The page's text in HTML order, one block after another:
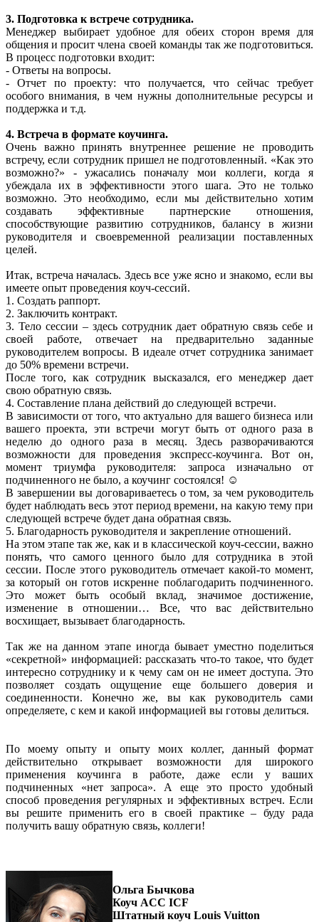
3. Подготовка к встрече сотрудника.
Менеджер выбирает удобное для обеих сторон время для
общения и просит члена своей команды так же подготовиться.
В процесс подготовки входит:
- Ответы на вопросы.
- Отчет по проекту: что получается, что сейчас требует
особого внимания, в чем нужны дополнительные ресурсы и
поддержка и т.д.
4. Встреча в формате коучинга.
Очень важно принять внутреннее решение не проводить
встречу, если сотрудник пришел не подготовленный. «Как это
возможно?» - ужасались поначалу мои коллеги, когда я
убеждала их в эффективности этого шага. Это не только
возможно. Это необходимо, если мы действительно хотим
создавать эффективные партнерские отношения,
способствующие развитию сотрудников, балансу в жизни
руководителя и своевременной реализации поставленных
целей.
Итак, встреча началась. Здесь все уже ясно и знакомо, если вы
имеете опыт проведения коуч-сессий.
1. Создать раппорт.
2. Заключить контракт.
3. Тело сессии – здесь сотрудник дает обратную связь себе и
своей работе, отвечает на предварительно заданные
руководителем вопросы. В идеале отчет сотрудника занимает
до 50% времени встречи.
После того, как сотрудник высказался, его менеджер дает
свою обратную связь.
4. Составление плана действий до следующей встречи.
В зависимости от того, что актуально для вашего бизнеса или
вашего проекта, эти встречи могут быть от одного раза в
неделю до одного раза в месяц. Здесь разворачиваются
возможности для проведения экспресс-коучинга. Вот он,
момент триумфа руководителя: запроса изначально от
подчиненного не было, а коучинг состоялся! ☺
В завершении вы договариваетесь о том, за чем руководитель
будет наблюдать весь этот период времени, на какую тему при
следующей встрече будет дана обратная связь.
5. Благодарность руководителя и закрепление отношений.
На этом этапе так же, как и в классической коуч-сессии, важно
понять, что самого ценного было для сотрудника в этой
сессии. После этого руководитель отмечает какой-то момент,
за который он готов искренне поблагодарить подчиненного.
Это может быть особый вклад, значимое достижение,
изменение в отношении… Все, что вас действительно
восхищает, вызывает благодарность.
Так же на данном этапе иногда бывает уместно поделиться
«секретной» информацией: рассказать что-то такое, что будет
интересно сотруднику и к чему сам он не имеет доступа. Это
позволяет создать ощущение еще большего доверия и
соединенности. Конечно же, вы как руководитель сами
определяете, с кем и какой информацией вы готовы делиться.
По моему опыту и опыту моих коллег, данный формат
действительно открывает возможности для широкого
применения коучинга в работе, даже если у ваших
подчиненных «нет запроса». А еще это просто удобный
способ проведения регулярных и эффективных встреч. Если
вы решите применить его в своей практике – буду рада
получить вашу обратную связь, коллеги!
Ольга Бычкова
Коуч ACC ICF
Штатный коуч Louis Vuitton